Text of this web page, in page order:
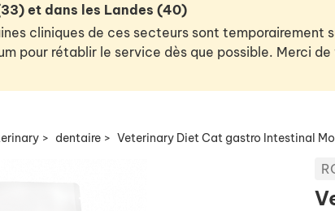
et dans les Landes (40)
cliniques de ces secteurs sont temporairement
pour rétablir le service dès que possible. Merci
> dentaire > Veterinary Diet Cat gastro Intestinal